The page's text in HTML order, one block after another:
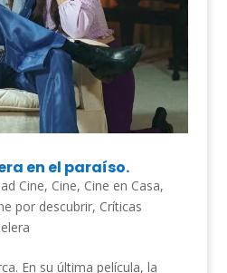
en el paraíso.
Cine, Cine, Cine en Casa,
por descubrir, Críticas
En su última película, la